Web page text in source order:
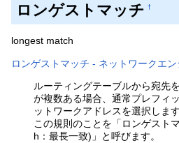
ロンゲストマッチ †
longest match
ロンゲストマッチ - ネットワークエ
ルーティングテーブルから宛先
が複数ある場合、通常プレフィ
ットワークアドレスを選択します
この規則のことを「ロンゲスト
h：最長一致)」と呼びます。